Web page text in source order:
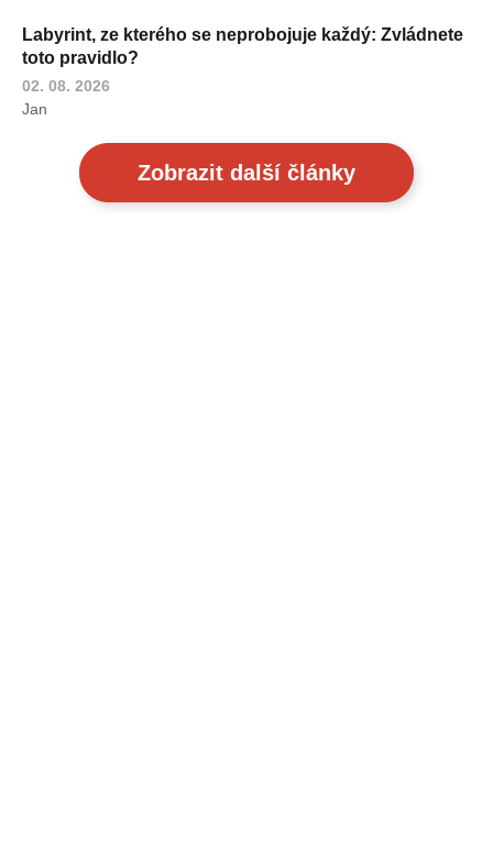
Labyrint, ze kterého se neprobojuje každý: Zvládnete
toto pravidlo?
02. 08. 2026
Jan
Zobrazit další články